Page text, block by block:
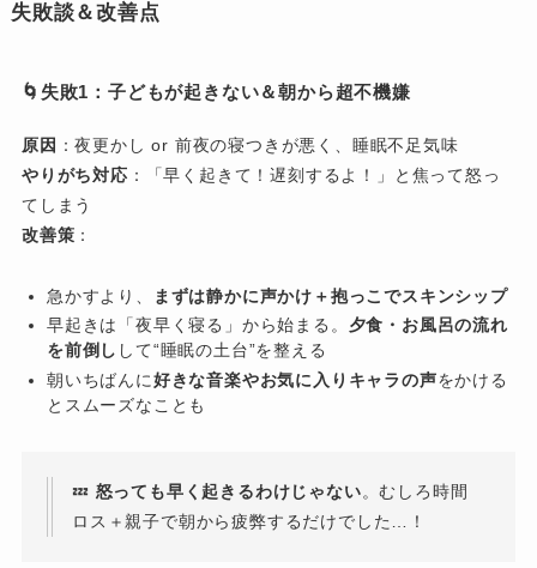
失敗談＆改善点
🌀失敗1：子どもが起きない＆朝から超不機嫌
原因 ：夜更かし or 前夜の寝つきが悪く、睡眠不足気味
やりがち対応 ：「早く起きて！遅刻するよ！」と焦って怒っ
てしまう
改善策 ：
急かすより、
まずは静かに声かけ＋抱っこでスキンシップ
早起きは「夜早く寝る」から始まる。 夕食・お風呂の流れ
を前倒し して“睡眠の土台”を整える
朝いちばんに好きな音楽やお気に入りキャラの声をかける
とスムーズなことも
💤 怒っても早く起きるわけじゃない。むしろ時間
ロス＋親子で朝から疲弊するだけでした…！